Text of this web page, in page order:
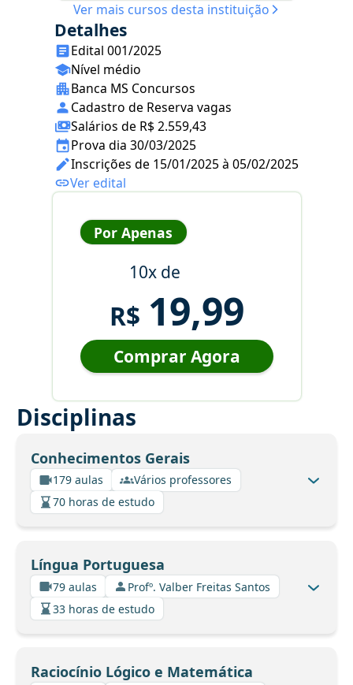
Ver mais cursos desta instituição
Detalhes
Edital 001/2025
Nível médio
Banca MS Concursos
Cadastro de Reserva vagas
Salários de R$ 2.559,43
Prova dia 30/03/2025
Inscrições de 15/01/2025 à 05/02/2025
Ver edital
Por Apenas
10x de
R$ 19,99
Comprar Agora
Disciplinas
Conhecimentos Gerais
179 aulas
Vários professores
70 horas de estudo
Língua Portuguesa
79 aulas
Profº. Valber Freitas Santos
33 horas de estudo
Raciocínio Lógico e Matemática